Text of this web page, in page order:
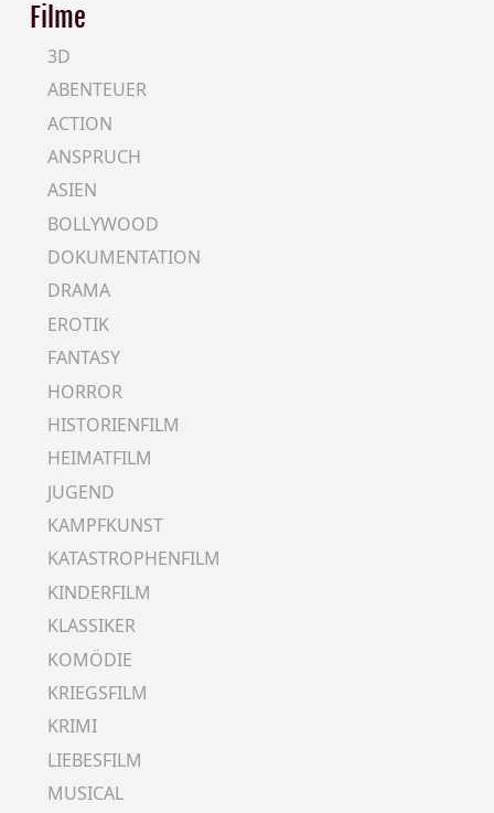
Filme
3D
ABENTEUER
ACTION
ANSPRUCH
ASIEN
BOLLYWOOD
DOKUMENTATION
DRAMA
EROTIK
FANTASY
HORROR
HISTORIENFILM
HEIMATFILM
JUGEND
KAMPFKUNST
KATASTROPHENFILM
KINDERFILM
KLASSIKER
KOMÖDIE
KRIEGSFILM
KRIMI
LIEBESFILM
MUSICAL